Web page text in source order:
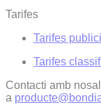
Tarifes
Tarifes
Tarifes
Contacti amb
a